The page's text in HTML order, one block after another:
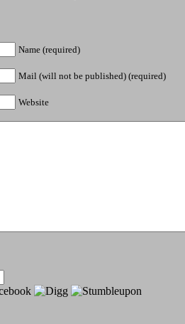
Name (required)
Mail (will not be published) (required)
Website